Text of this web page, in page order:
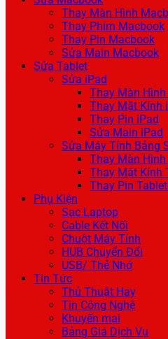
Thay Màn Hình
Thay Phím Macbook
Thay Pin Macbook
Sửa Main Macbook
Sửa Tablet
Sửa iPad
Thay Màn Hình
Thay Mặt Kính
Thay Pin iPad
Sửa Main iPad
Sửa Máy Tính Bảng
Thay Màn
Thay Mặt Kính
Thay Pin
Phụ Kiện
Sạc Laptop
Cable Kết Nối
Chuột Máy Tính
HUB Chuyển Đổi
USB/ Thẻ Nhớ
Tin Tức
Thủ Thuật Hay
Tin Công Nghệ
Khuyến mại
Bảng Giá Dịch Vụ